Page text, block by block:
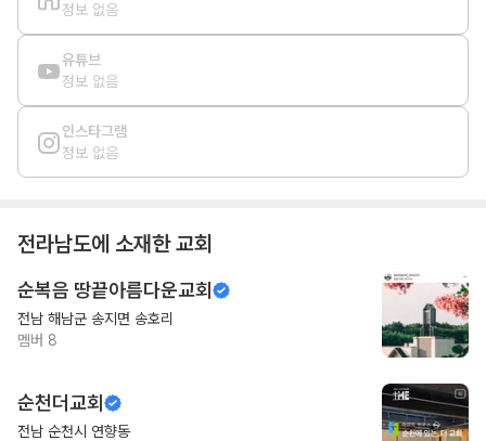
정보 없음
유튜브
정보 없음
인스타그램
정보 없음
전라남도에 소재한 교회
순복음 땅끝아름다운교회
전남 해남군 송지면 송호리
멤버 8
순천더교회
전남 순천시 연향동